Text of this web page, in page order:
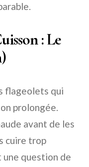
: Le
flageolets qui
prolongée.
avant de les
cuire trop
une question de